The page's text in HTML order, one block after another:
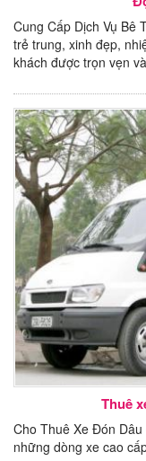
Cung Cấp Dịch Vụ Bê
trẻ trung, xinh đẹp,
khách được trọn vẹn
Thuê
Cho Thuê Xe Đón
những dòng xe cao